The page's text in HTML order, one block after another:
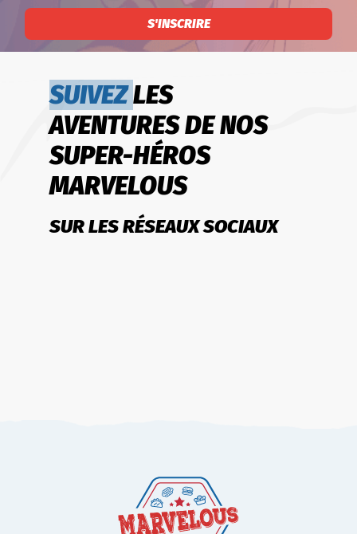
S'INSCRIRE
SUIVEZLES
AVENTURES DE NOS
SUPER-HÉROS
MARVELOUS
SUR LES RÉSEAUX SOCIAUX